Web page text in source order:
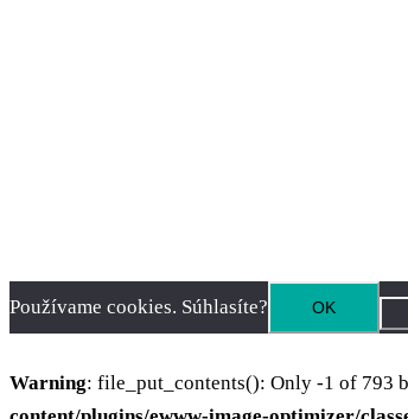
Používame cookies. Súhlasíte? OK
Warning: file_put_contents(): Only -1 of 793